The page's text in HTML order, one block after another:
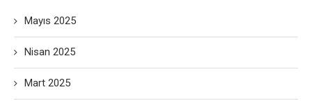
Mayıs 2025
Nisan 2025
Mart 2025